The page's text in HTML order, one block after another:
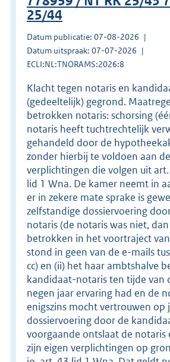
25/44
Datum publicatie: 07-08-2026
Datum uitspraak: 07-07-2026
ECLI:NL:TNORAMS:2026:8
Klacht tegen notaris en
(gedeeltelijk) gegrond.
betrokken notaris: schorsing
notaris heeft tuchtrechtelijk
gehandeld door de
zonder hierbij te voldoen aan
verplichtingen die volgen uit
lid 1 Wna. De kamer neemt in
er in zekere mate sprake is
zelfstandige dossiervoering
notaris (de notaris was niet,
betrokken in het voortraject
stond in geen van de e-mails
cc) en (ii) het haar ambtshalve
kandidaat-notaris ten tijde van
negen jaar ervaring had en de
enigszins mocht vertrouwen op
dossiervoering door de
voorgaande ontslaat de notaris
zijn eigen verplichtingen op